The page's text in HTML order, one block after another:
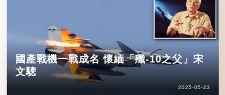
國產戰機一戰成名 懷緬「殲-10之父」宋
文驄
2025-05-23